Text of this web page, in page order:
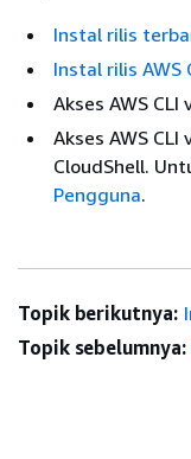
Instal rilis
Instal rilis AWS
Akses AWS
Akses AWS
CloudShell.
Pengguna.
Topik berikutnya:
Topik sebelumnya: